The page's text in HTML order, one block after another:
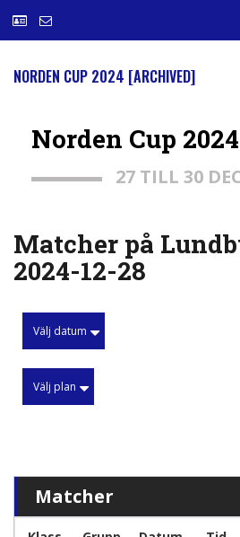
NORDEN CUP 2024 [ARCHIVED]
Norden Cup
27 TILL 30
Matcher på
2024-12-28
Välj datum
Välj plan
Matcher